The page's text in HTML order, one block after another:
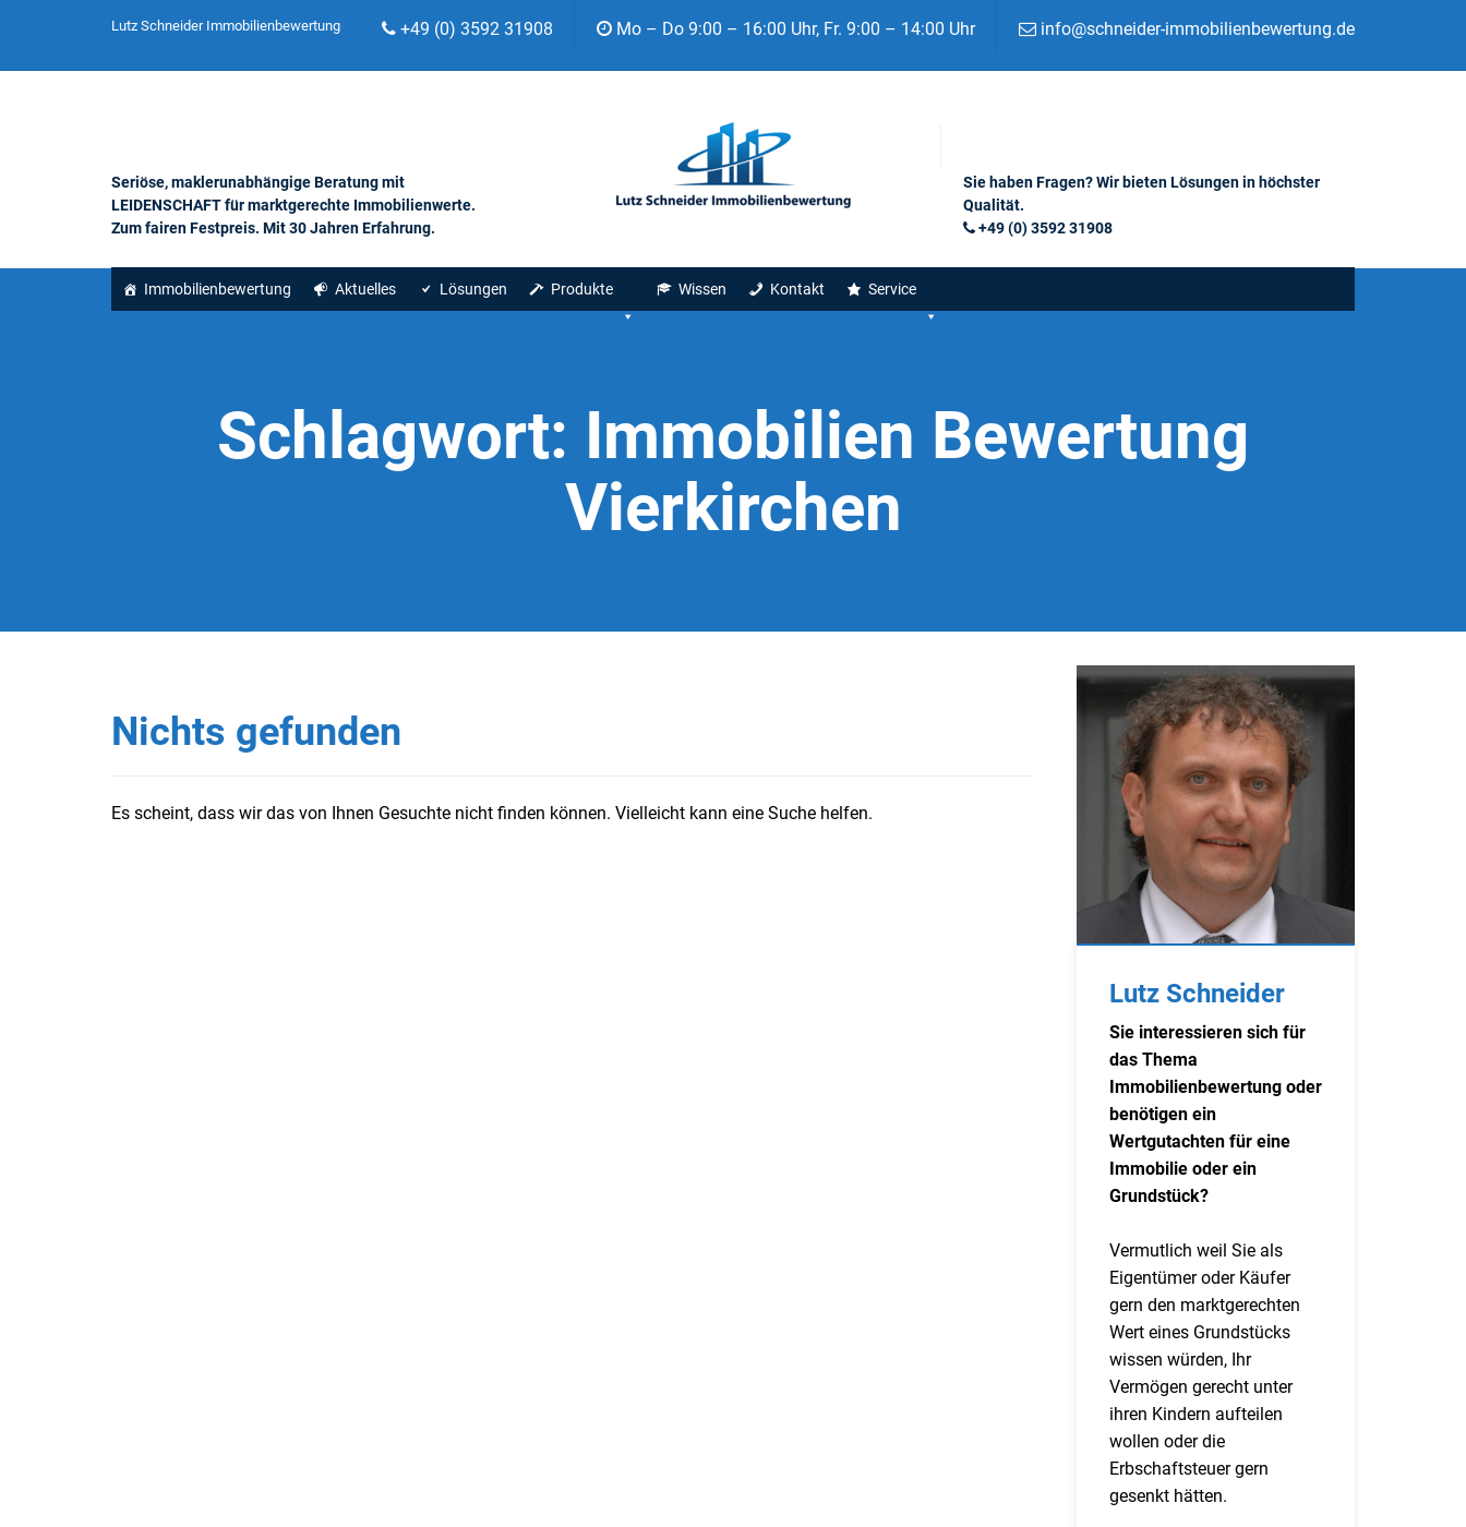
Lutz Schneider Immobilienbewertung +49 (0) 3592 31908 Mo – Do 9:00 – 16:00 Uhr, Fr. 9:00 – 14:00 Uhr info@schneider-immobilienbewertung.de
Seriöse, maklerunabhängige Beratung mit
LEIDENSCHAFT für marktgerechte Immobilienwerte.
Zum fairen Festpreis. Mit 30 Jahren Erfahrung.
Sie haben Fragen? Wir bieten Lösungen in höchster
Qualität.
+49 (0) 3592 31908
Immobilienbewertung Aktuelles Lösungen Produkte Wissen Kontakt Service
Schlagwort: Immobilien Bewertung
Vierkirchen
Nichts gefunden
Es scheint, dass wir das von Ihnen Gesuchte nicht finden können. Vielleicht kann eine Suche helfen.
Lutz Schneider
Sie interessieren sich für
das Thema
Immobilienbewertung oder
benötigen ein
Wertgutachten für eine
Immobilie oder ein
Grundstück?
Vermutlich weil Sie als
Eigentümer oder Käufer
gern den marktgerechten
Wert eines Grundstücks
wissen würden, Ihr
Vermögen gerecht unter
ihren Kindern aufteilen
wollen oder die
Erbschaftsteuer gern
gesenkt hätten.